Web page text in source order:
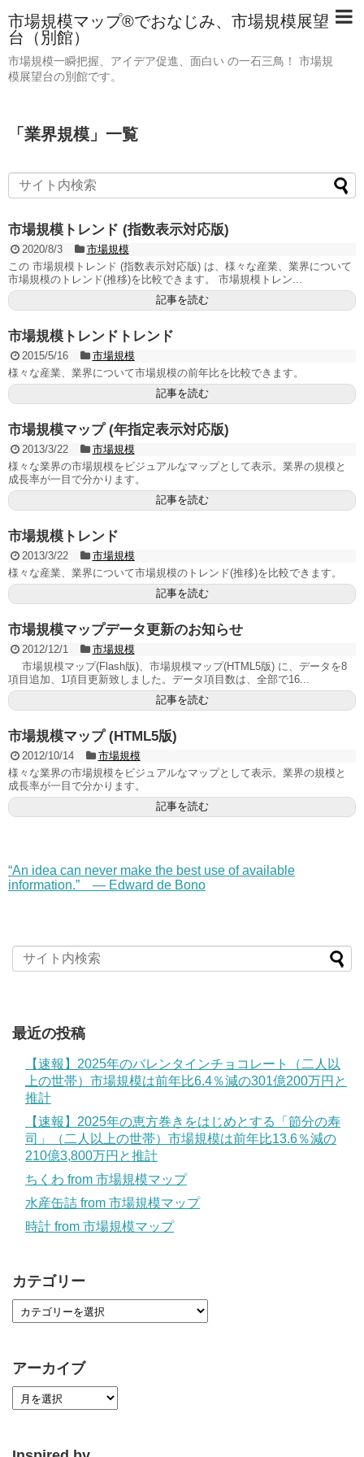
市場規模マップ®でおなじみ、市場規模展望
台（別館）
市場規模一瞬把握、アイデア促進、面白い の一石三鳥！ 市場規
模展望台の別館です。
「 業界規模 」 一覧
市場規模トレンド (指数表示対応版)
2020/8/3
市場規模
この 市場規模トレンド (指数表示対応版) は、様々な産業、業界について
市場規模のトレンド(推移)を比較できます。 市場規模トレン...
記事を読む
市場規模トレンドトレンド
2015/5/16
市場規模
様々な産業、業界について市場規模の前年比を比較できます。
記事を読む
市場規模マップ (年指定表示対応版)
2013/3/22
市場規模
様々な業界の市場規模をビジュアルなマップとして表示。業界の規模と
成長率が一目で分かります。
記事を読む
市場規模トレンド
2013/3/22
市場規模
様々な産業、業界について市場規模のトレンド(推移)を比較できます。
記事を読む
市場規模マップデータ更新のお知らせ
2012/12/1
市場規模
市場規模マップ(Flash版)、市場規模マップ(HTML5版) に、データを8
項目追加、1項目更新致しました。データ項目数は、全部で16...
記事を読む
市場規模マップ (HTML5版)
2012/10/14
市場規模
様々な業界の市場規模をビジュアルなマップとして表示。業界の規模と
成長率が一目で分かります。
記事を読む
“An idea can never make the best use of available
information.” — Edward de Bono
最近の投稿
【速報】2025年のバレンタインチョコレート（二人以
上の世帯）市場規模は前年比6.4％減の301億200万円と
推計
【速報】2025年の恵方巻きをはじめとする「節分の寿
司」（二人以上の世帯）市場規模は前年比13.6％減の
210億3,800万円と推計
ちくわ from 市場規模マップ
水産缶詰 from 市場規模マップ
時計 from 市場規模マップ
カテゴリー
アーカイブ